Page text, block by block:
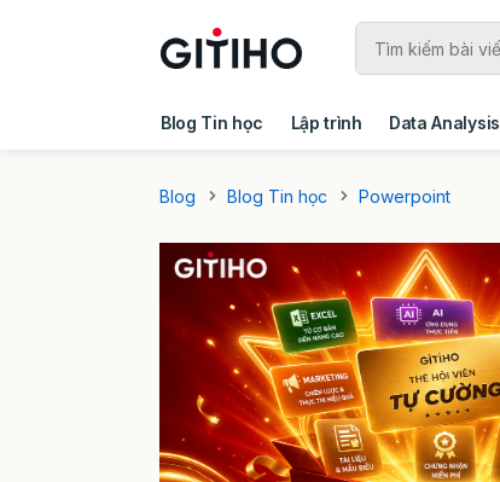
Blog Tin học Lập trình Data Analysis
Blog
Blog Tin học Powerpoint